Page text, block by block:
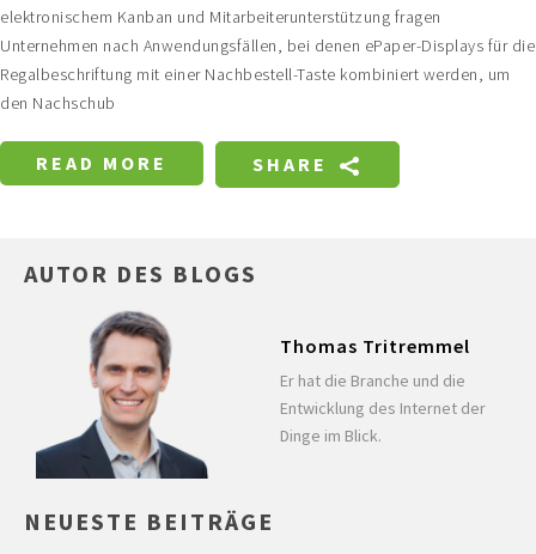
elektronischem Kanban und Mitarbeiterunterstützung fragen
Unternehmen nach Anwendungsfällen, bei denen ePaper-Displays für die
Regalbeschriftung mit einer Nachbestell-Taste kombiniert werden, um
den Nachschub
READ MORE SHARE
AUTOR DES BLOGS
Thomas Tritremmel
Er hat die Branche und die
Entwicklung des Internet der
Dinge im Blick.
NEUESTE BEITRÄGE